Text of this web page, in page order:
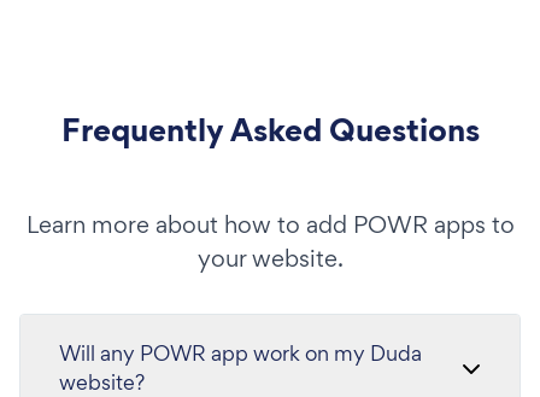
Frequently Asked Questions
Learn more about how to add POWR apps to
your website.
Will any POWR app work on my Duda
website?